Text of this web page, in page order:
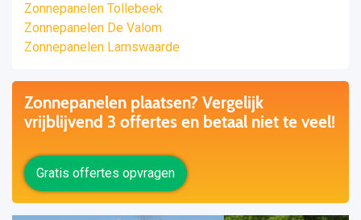
Zonnepanelen Tollebeek
Zonnepanelen De Valom
Zonnepanelen Lamswaarde
Zonnepanelen plaatsen? Vergelijk
vrijblijvend 3 offertes en betaal niet te veel!
Gratis offertes opvragen